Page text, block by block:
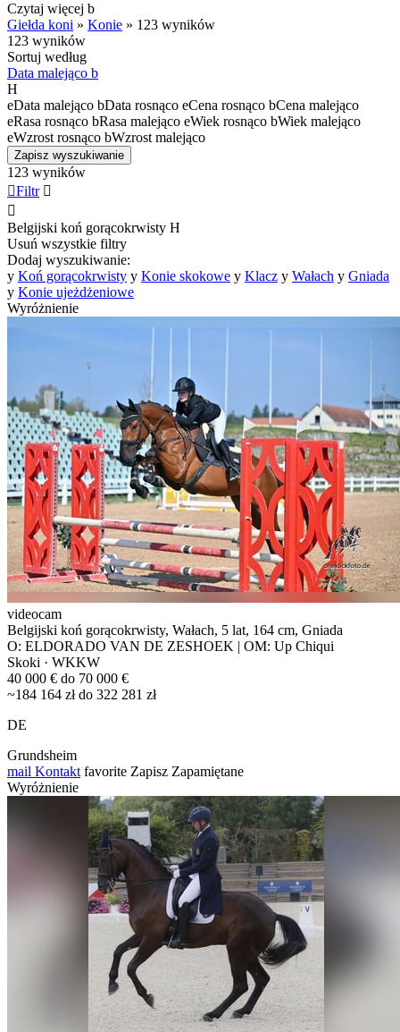
Czytaj więcej b
Giełda koni » Konie » 123 wyników
123 wyników
Sortuj według
Data malejąco b
H
eData malejąco bData rosnąco eCena rosnąco bCena malejąco
eRasa rosnąco bRasa malejąco eWiek rosnąco bWiek malejąco
eWzrost rosnąco bWzrost malejąco
Zapisz wyszukiwanie
123 wyników
Filtr 

Belgijski koń gorącokrwisty H
Usuń wszystkie filtry
Dodaj wyszukiwanie:
y Koń gorącokrwisty y Konie skokowe y Klacz y Wałach y Gniada
y Konie ujeżdżeniowe
Wyróżnienie
videocam
Belgijski koń gorącokrwisty, Wałach, 5 lat, 164 cm, Gniada
O: ELDORADO VAN DE ZESHOEK | OM: Up Chiqui
Skoki · WKKW
40 000 € do 70 000 €
~184 164 zł do 322 281 zł
DE
Grundsheim
mail Kontakt favorite Zapisz Zapamiętane
Wyróżnienie